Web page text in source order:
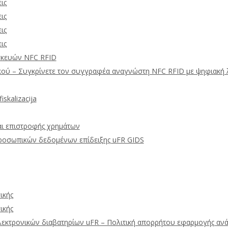
NFC RFID
– Συγκρίνετε τον συγγραφέα αναγνώστη NFC RFID με ψηφιακή
επιστροφής χρημάτων
δεδομένων επίδειξης uFR GIDS
διαβατηρίων uFR – Πολιτική απορρήτου εφαρμογής